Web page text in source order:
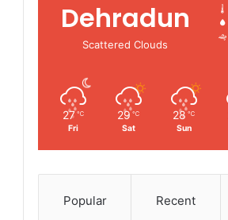
Dehradun
Scattered Clouds
27 ℃
Fri
29 ℃
Sat
28 ℃
Sun
Popular Recent